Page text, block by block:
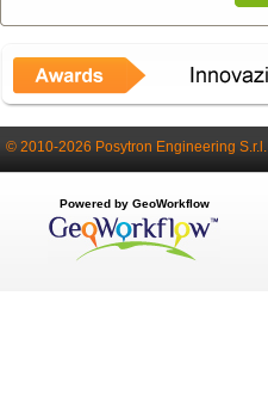
© 2010-2026 Posytron Engineering S.r.l.
Powered by GeoWorkflow